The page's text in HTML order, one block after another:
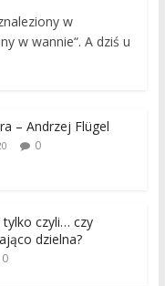
w
w wannie“. A dziś u
– Andrzej Flügel
0
tylko czyli… czy
dzielna?
0